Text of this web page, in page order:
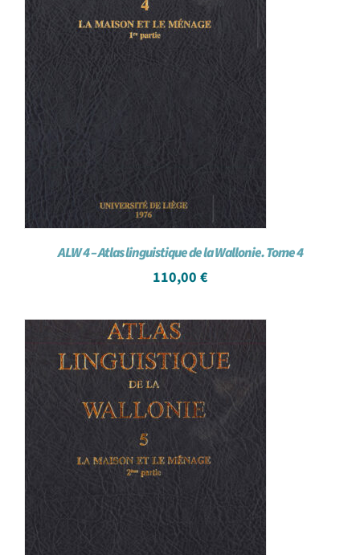
ALW 4 – Atlas linguistique de la Wallonie. Tome 4
110,00 €